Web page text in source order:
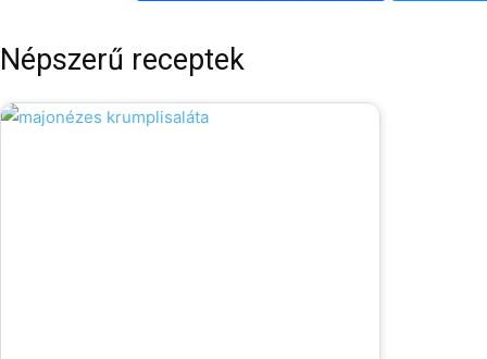
Népszerű receptek